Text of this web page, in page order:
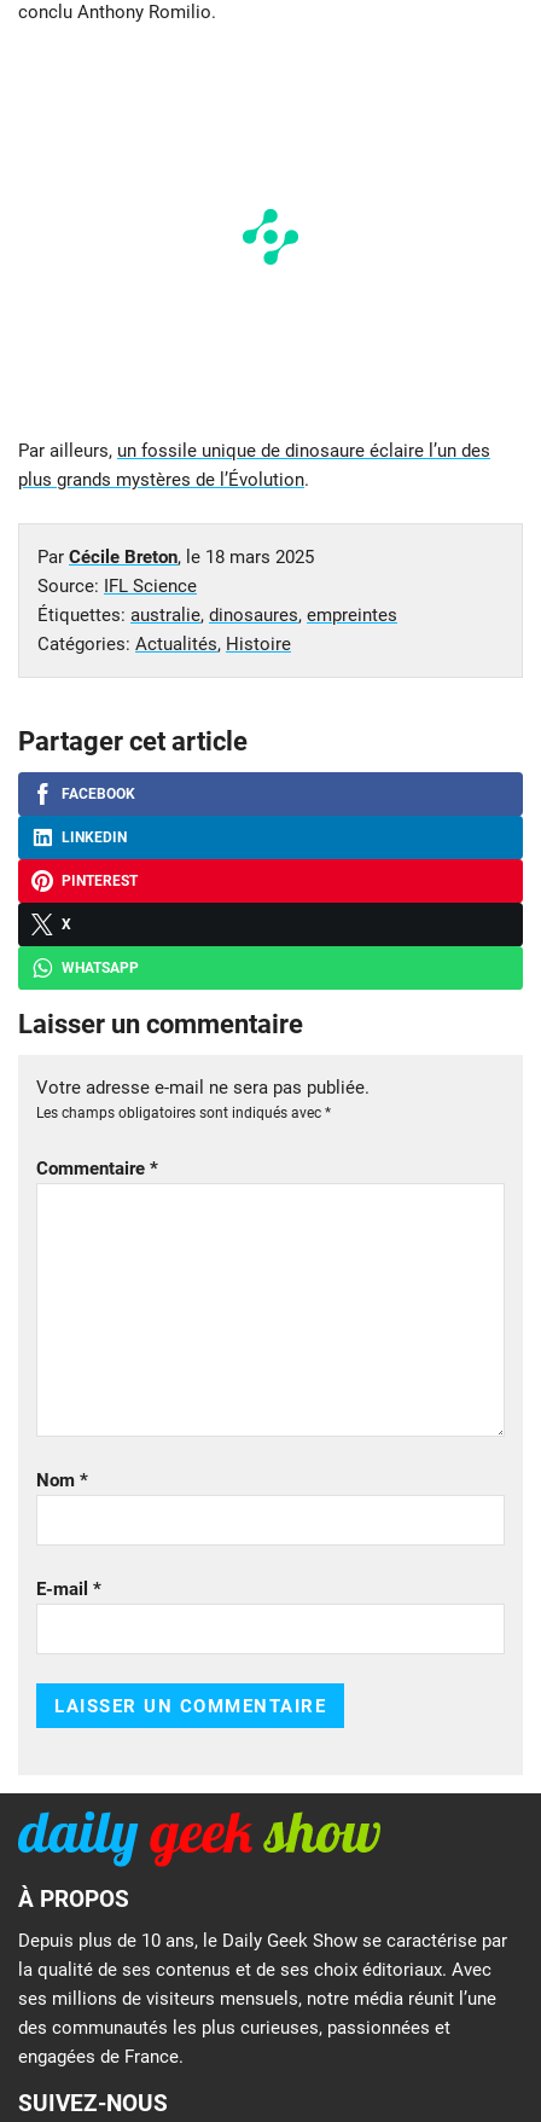
conclu Anthony Romilio.
Par ailleurs, un fossile unique de dinosaure éclaire l’un des
plus grands mystères de l’Évolution.
Par Cécile Breton, le 18 mars 2025
Source: IFL Science
Étiquettes: australie, dinosaures, empreintes
Catégories: Actualités, Histoire
Partager cet article
FACEBOOK
LINKEDIN
PINTEREST
X
WHATSAPP
Laisser un commentaire
Votre adresse e-mail ne sera pas publiée.
Les champs obligatoires sont indiqués avec *
Commentaire *
Nom *
E-mail *
À PROPOS
Depuis plus de 10 ans, le Daily Geek Show se caractérise par
la qualité de ses contenus et de ses choix éditoriaux. Avec
ses millions de visiteurs mensuels, notre média réunit l’une
des communautés les plus curieuses, passionnées et
engagées de France.
SUIVEZ-NOUS